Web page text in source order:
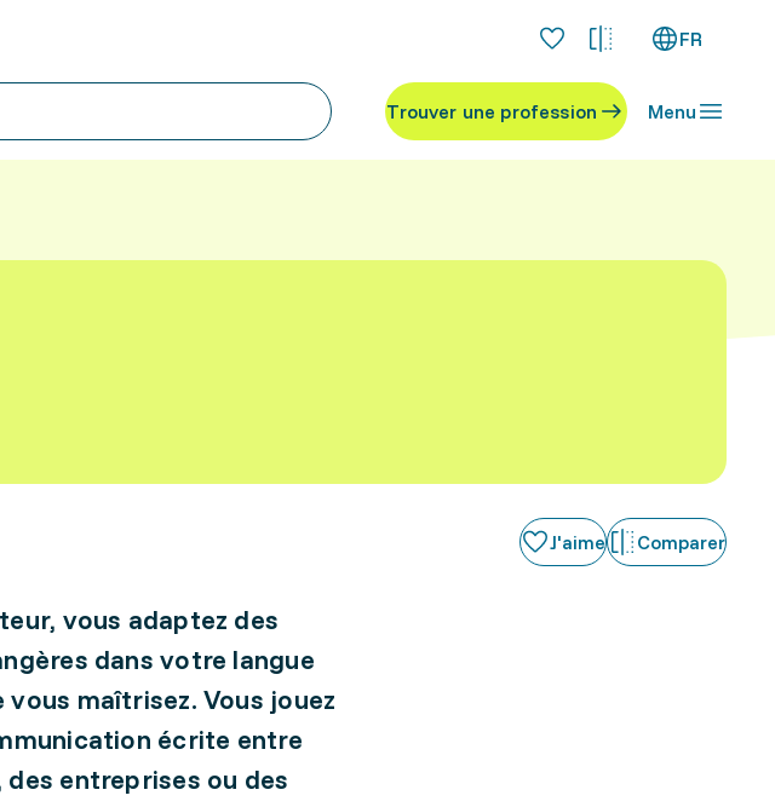
FR
Trouver une profession Menu
J'aime Comparer
vous adaptez des
dans votre langue
maîtrisez. Vous jouez
écrite entre
entreprises ou des